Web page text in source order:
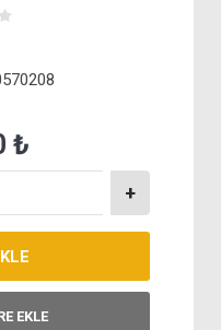
₺
+
EKLE